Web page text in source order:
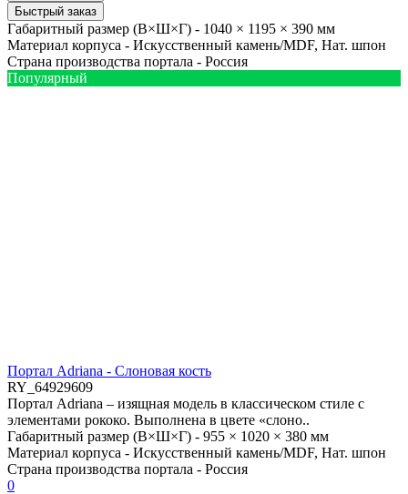
Быстрый заказ
Габаритный размер (В×Ш×Г) - 1040 × 1195 × 390 мм
Материал корпуса - Искусственный камень/MDF, Нат. шпон
Страна производства портала - Россия
Популярный
Портал Adriana - Cлоновая кость
RY_64929609
Портал Adriana – изящная модель в классическом стиле с
элементами рококо. Выполнена в цвете «слоно..
Габаритный размер (В×Ш×Г) - 955 × 1020 × 380 мм
Материал корпуса - Искусственный камень/MDF, Нат. шпон
Страна производства портала - Россия
0